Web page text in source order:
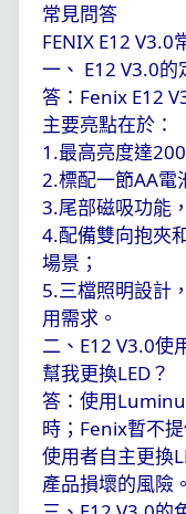
常見問答
FENIX E12 V3.0
一、 E12 V3.0的
答： Fenix E12
主要亮點在於：
1.最高亮度達200
2.標配一節AA電
3.尾部磁吸功能
4.配備雙向抱夾
場景；
5.三檔照明設計
用需求。
二、 E12 V3.0使
幫我更換LED？
答：使用
時； Fenix暫不
使用者自主更換
產品損壞的風險。